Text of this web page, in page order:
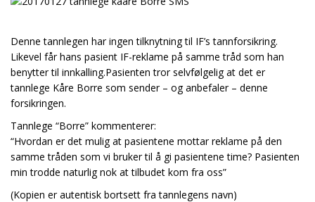
Denne tannlegen har ingen tilknytning til IF’s tannforsikring.
Likevel får hans pasient IF-reklame på samme tråd som han
benytter til innkalling.Pasienten tror selvfølgelig at det er
tannlege Kåre Borre som sender – og anbefaler – denne
forsikringen.
Tannlege “Borre” kommenterer:
“Hvordan er det mulig at pasientene mottar reklame på den
samme tråden som vi bruker til å gi pasientene time? Pasienten
min trodde naturlig nok at tilbudet kom fra oss”
(Kopien er autentisk bortsett fra tannlegens navn)